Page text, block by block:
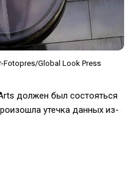
Fotopres/Global Look Press
должен был состояться
утечка данных из-